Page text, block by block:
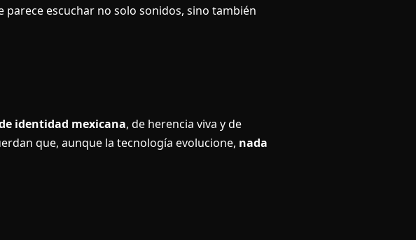
parece escuchar no solo sonidos, sino también
identidad mexicana, de herencia viva y de
que, aunque la tecnología evolucione, nada